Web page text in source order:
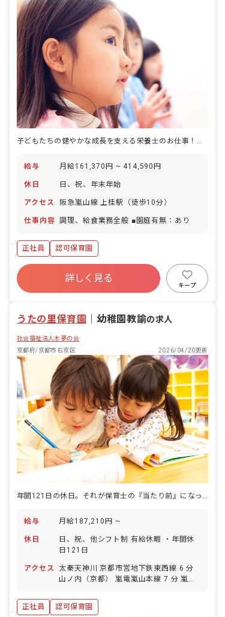
子どもたちの健やかな成長を支える栄養士のお仕事！あなたの温かい手料理で、笑顔あふれる毎日を一緒に作りませんか？
給与 月給161,370円 ~ 414,590円
休日 日、祝、年末年始
アクセス 阪急嵐山線 上桂駅（徒歩10分）
仕事内容 調理、給食業務全般 ■園庭有無：あり
正社員 認可保育園
詳しく見る
キープ
うたの里保育園 ｜幼稚園教諭の求人
社会福祉法人木夢の会
京都府/京都市右京区
2026/04/20更新
年間121日の休日。それが保育士の『当たり前』になった園です。
給与 月給187,210円 ~
休日
日、祝、他シフト制 有給休暇 ・年間休
日121日
アクセス
太秦天神川 京都市営地下鉄東西線 6 分
山ノ内（京都） 嵐電嵐山本線 7 分 嵐電
JR山陰本線 8 分 蚕ノ社 嵐電嵐山本線 8
分
正社員 認可保育園